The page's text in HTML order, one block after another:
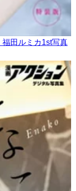
福田ルミカ1st写真